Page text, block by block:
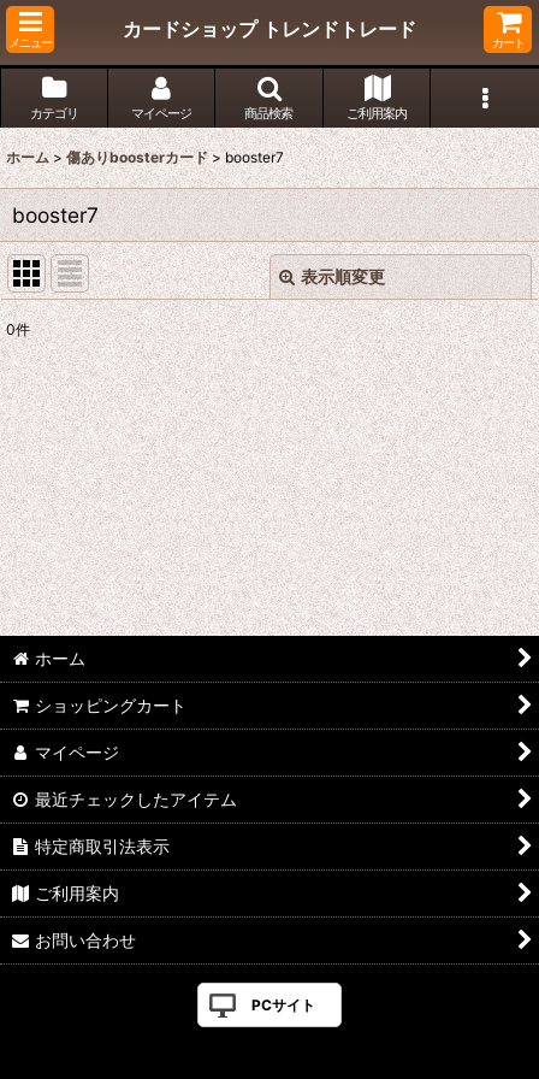
メニュー
カードショップ トレンドトレード
カート
カテゴリ マイページ 商品検索 ご利用案内
ホーム > 傷ありboosterカード > booster7
booster7
表示順変更
表示数:
在庫あり
並び順:
絞り込む
閉じる
0件
ホーム
ショッピングカート
マイページ
最近チェックしたアイテム
特定商取引法表示
ご利用案内
お問い合わせ
PCサイト